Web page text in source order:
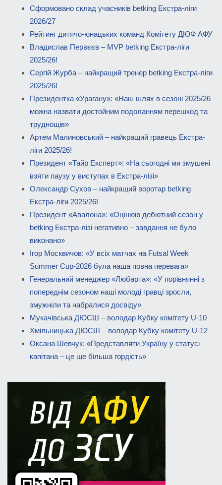
Сформовано склад учасників betking Екстра-ліги
2026/27
Рейтинг дитячо-юнацьких команд Комітету ДЮФ АФУ
Владислав Первєєв – MVP betking Екстра-ліги
2025/26!
Сергій Журба – найкращий тренер betking Екстра-ліги
2025/26!
Президентка «Урагану»: «Наш шлях в сезоні 2025/26
можна назвати достойним подоланням перешкод та
труднощів»
Артем Малиновський – найкращий гравець Екстра-
ліги 2025/26!
Президент «Тайр Експерт»: «На сьогодні ми змушені
взяти паузу у виступах в Екстра-лізі»
Олександр Сухов – найкращий воротар betking
Екстра-ліги 2025/26!
Президент «Авалона»: «Оцінюю дебютний сезон у
betking Екстра-лізі негативно – завдання не було
виконано»
Ігор Москвичов: «У всіх матчах на Futsal Week
Summer Cup-2026 була наша повна перевага»
Генеральний менеджер «Любарта»: «У порівнянні з
попереднім сезоном наші молоді гравці зросли,
змужніли та набралися досвіду»
Мукачівська ДЮСШ – володар Кубку комітету U-10
Хмільницька ДЮСШ – володар Кубку комітету U-12
Оксана Шевчук: «Представляти Україну у статусі
капітана – це ще більша гордість»